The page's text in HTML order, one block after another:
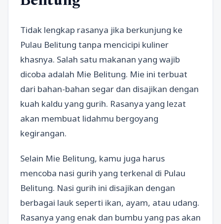
Tidak lengkap rasanya jika berkunjung ke
Pulau Belitung tanpa mencicipi kuliner
khasnya. Salah satu makanan yang wajib
dicoba adalah Mie Belitung. Mie ini terbuat
dari bahan-bahan segar dan disajikan dengan
kuah kaldu yang gurih. Rasanya yang lezat
akan membuat lidahmu bergoyang
kegirangan.
Selain Mie Belitung, kamu juga harus
mencoba nasi gurih yang terkenal di Pulau
Belitung. Nasi gurih ini disajikan dengan
berbagai lauk seperti ikan, ayam, atau udang.
Rasanya yang enak dan bumbu yang pas akan